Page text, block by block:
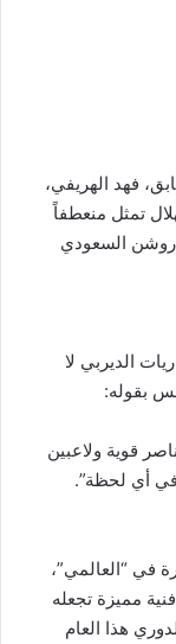
فهد الهريفي،
تمثل منعطفاً
السعودي
الديربي لا
بقوله:
قوية ولاعبين
في أي لحظة”.
في “العالمي”،
مميزة تجعله
هذا العام